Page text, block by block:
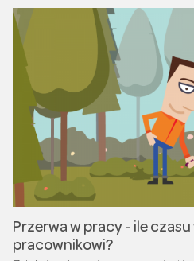
Przerwa w pracy - ile
pracownikowi?